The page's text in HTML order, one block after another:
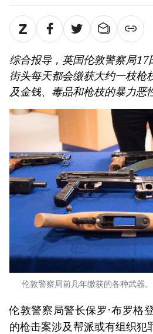
综合报导，英国伦敦警察局17
街头每天都会缴获大约一枝枪
及金钱、毒品和枪枝的暴力恶
伦敦警察局前几年缴获的各种武器
伦敦警察局警长保罗·布罗格
的枪击案涉及帮派或有组织犯